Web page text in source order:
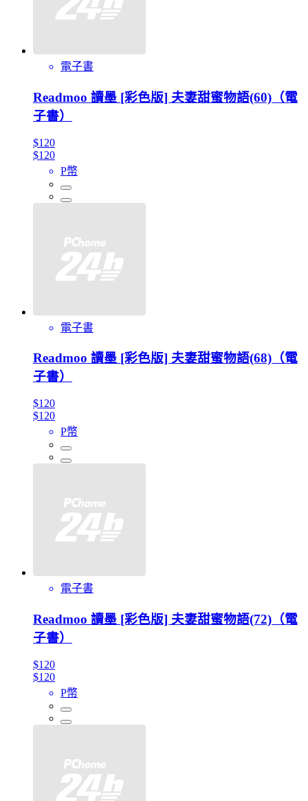
電子書
Readmoo 讀墨 [彩色版] 夫妻甜蜜物語(60)（電
子書）
$120
$120
P幣
電子書
Readmoo 讀墨 [彩色版] 夫妻甜蜜物語(68)（電
子書）
$120
$120
P幣
電子書
Readmoo 讀墨 [彩色版] 夫妻甜蜜物語(72)（電
子書）
$120
$120
P幣